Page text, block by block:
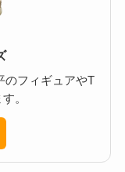
のフィギュアやT
。